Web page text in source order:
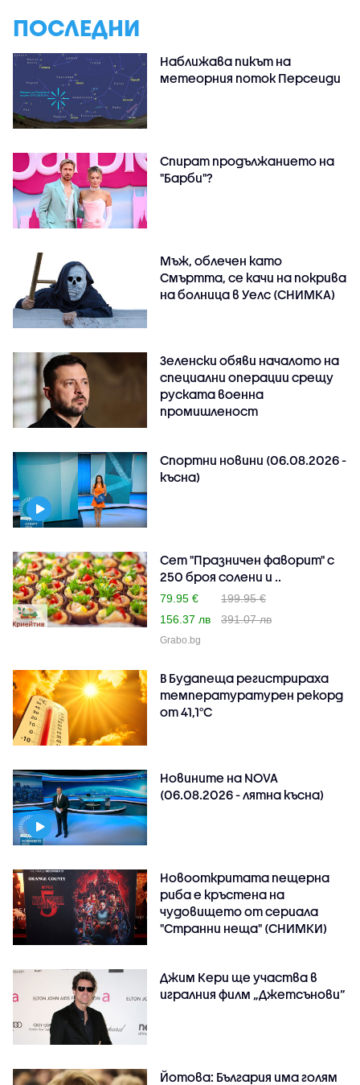
ПОСЛЕДНИ
Наближава пикът на
метеорния поток Персеиди
Спират продължанието на
"Барби"?
Мъж, облечен като
Смъртта, се качи на покрива
на болница в Уелс (СНИМКА)
Зеленски обяви началото на
специални операции срещу
руската военна
промишленост
Спортни новини (06.08.2026 -
късна)
Сет "Празничен фаворит" с
250 броя солени и ..
79.95 €
199.95 €
156.37 лв
391.07 лв
Grabo.bg
В Будапеща регистрираха
температуратурен рекорд
от 41,1°C
Новините на NOVA
(06.08.2026 - лятна късна)
Новооткритата пещерна
риба е кръстена на
чудовището от сериала
"Странни неща" (СНИМКИ)
Джим Кери ще участва в
игралния филм „Джетсънови“
Йотова: България има голям